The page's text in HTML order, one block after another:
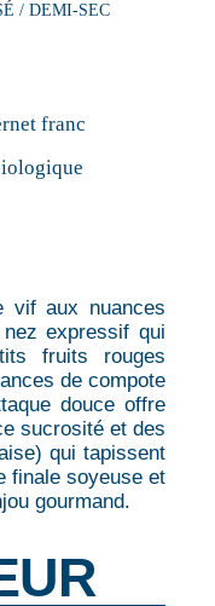
/ DEMI-SEC
franc
vif aux nuances
expressif qui
fruits rouges
de compote
douce offre
sucrosité et des
qui tapissent
finale soyeuse et
gourmand.